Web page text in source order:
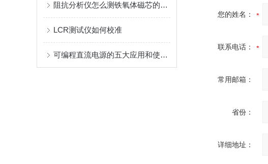
阻抗分析仪怎么测铁氧体磁芯的损耗？
LCR测试仪如何校准
可编程直流电源的五大应用和使用方法
您的姓名：
联系电话：
常用邮箱：
省份：
详细地址：